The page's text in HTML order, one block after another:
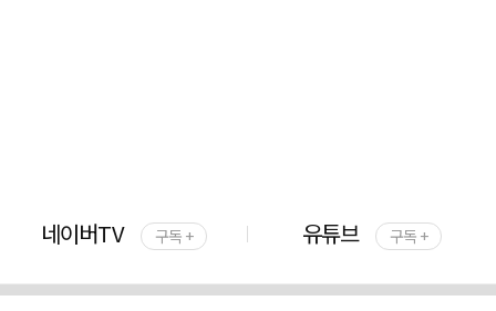
네이버TV 구독 + 유튜브 구독 +